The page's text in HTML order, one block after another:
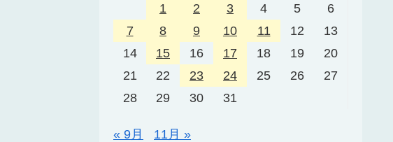
1 2 3 4 5
6
7
8 9 10 11 12
13
14
15 16 17 18 19
20
21
22 23 24 25 26
27
28
29 30 31
« 9月 11月 »